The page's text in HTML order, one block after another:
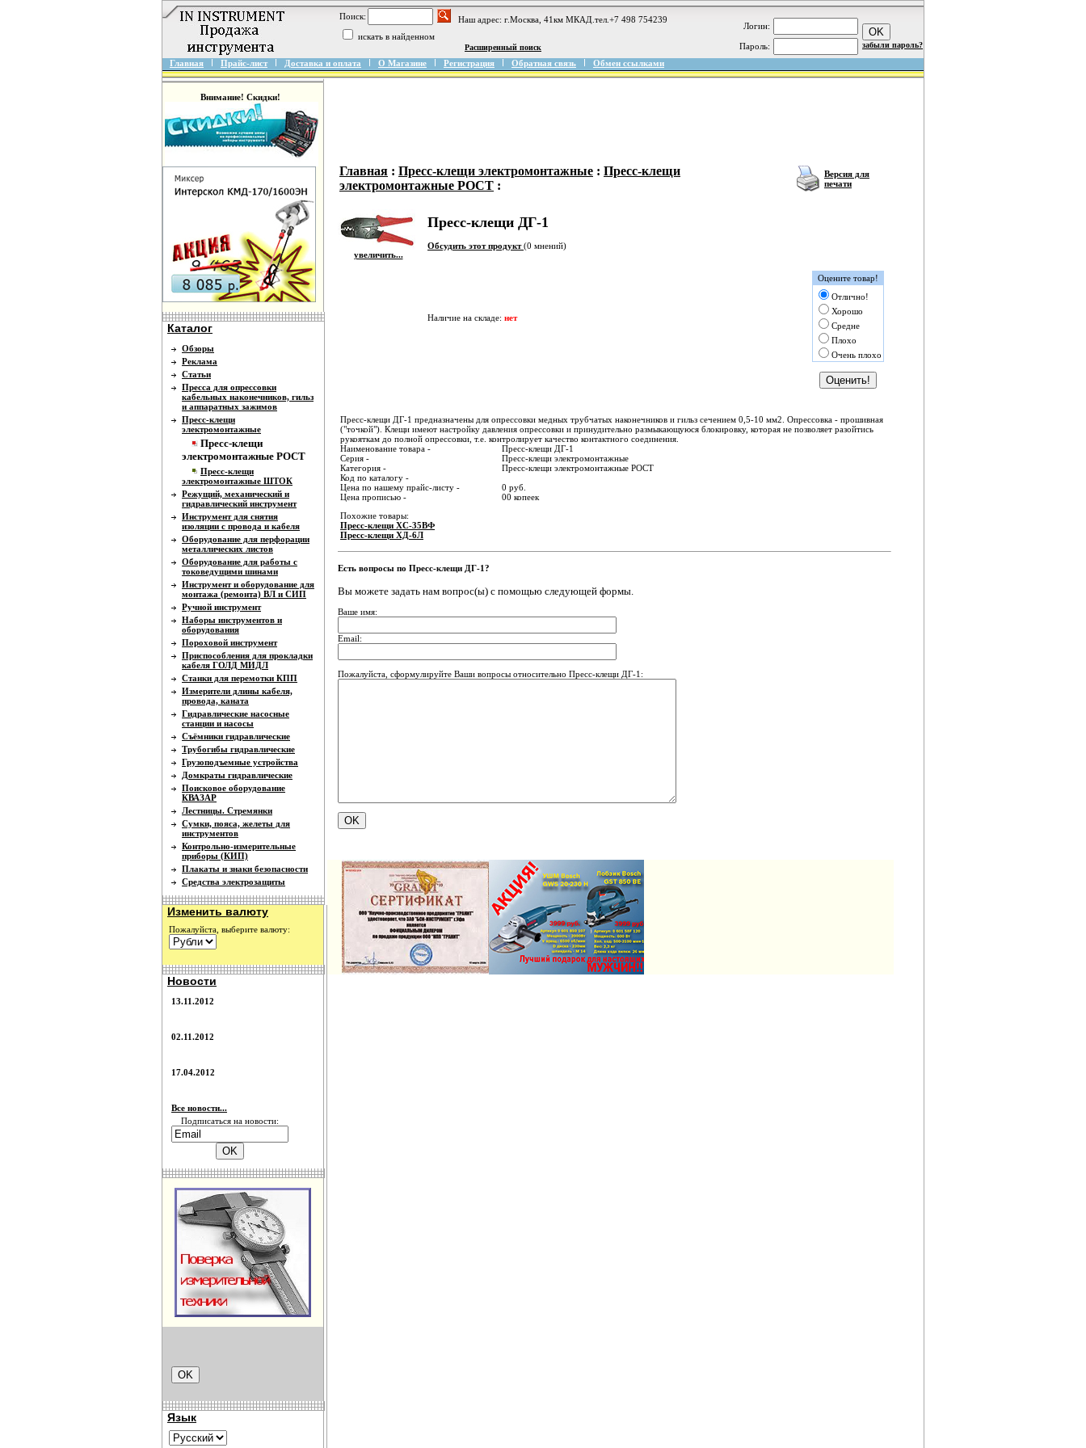
Поиск:
Наш адрес: г.Москва, 41км МКАД.тел.+7 498 754239
искать в найденном
Расширенный поиск
Логин:
Пароль: забыли пароль?
Главная Прайс-лист Доставка и оплата О Магазине Регистрация Обратная связь Обмен ссылками
Внимание! Скидки!
Каталог
Обзоры
Реклама
Статьи
Пресса для опрессовки
кабельных наконечников, гильз
и аппаратных зажимов
Пресс-клещи
электромонтажные
Пресс-клещи
электромонтажные РОСТ
Пресс-клещи
электромонтажные ШТОК
Режущий, механический и
гидравлический инструмент
Инструмент для снятия
изоляции с провода и кабеля
Оборудование для перфорации
металлических листов
Оборудование для работы с
токоведущими шинами
Инструмент и оборудование для
монтажа (ремонта) ВЛ и СИП
Ручной инструмент
Наборы инструментов и
оборудования
Пороховой инструмент
Приспособления для прокладки
кабеля ГОЛД МИДЛ
Станки для перемотки КПП
Измерители длины кабеля,
провода, каната
Гидравлические насосные
станции и насосы
Съёмники гидравлические
Трубогибы гидравлические
Грузоподъемные устройства
Домкраты гидравлические
Поисковое оборудование
КВАЗАР
Лестницы. Стремянки
Сумки, пояса, желеты для
инструментов
Контрольно-измерительные
приборы (КИП)
Плакаты и знаки безопасности
Средства электрозащиты
Изменить валюту
Пожалуйста, выберите валюту:
Новости
13.11.2012
02.11.2012
17.04.2012
Все новости...
Подписаться на новости:
Язык
Главная : Пресс-клещи электромонтажные : Пресс-клещи
электромонтажные РОСТ :
Версия для
печати
увеличить...
Пресс-клещи ДГ-1
Обсудить этот продукт(0 мнений)
Оцените товар!
Отлично!
Хорошо
Средне
Плохо
Очень плохо
Наличие на складе: нет
Пресс-клещи ДГ-1 предназначены для опрессовки медных трубчатых наконечников и гильз сечением 0,5-10 мм2. Опрессовка - прошивная
("точкой"). Клещи имеют настройку давления опрессовки и принудительно размыкающуюся блокировку, которая не позволяет разойтись
рукояткам до полной опрессовки, т.е. контролирует качество контактного соединения.
Наименование товара -
Пресс-клещи ДГ-1
Серия -
Пресс-клещи электромонтажные
Категория -
Пресс-клещи электромонтажные РОСТ
Код по каталогу -
Цена по нашему прайс-листу -
0 руб.
Цена прописью -
00 копеек
Похожие товары:
Пресс-клещи ХС-35ВФ
Пресс-клещи ХД-6Л
Есть вопросы по Пресс-клещи ДГ-1?
Вы можете задать нам вопрос(ы) с помощью следующей формы.
Ваше имя:
Email:
Пожалуйста, сформулируйте Ваши вопросы относительно Пресс-клещи ДГ-1: